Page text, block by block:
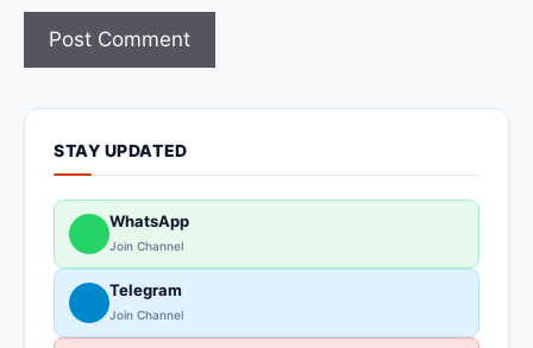
STAY UPDATED
WhatsApp
Join Channel
Telegram
Join Channel